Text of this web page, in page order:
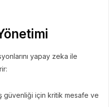
yapay zeka ile
güvenliği için kritik mesafe ve